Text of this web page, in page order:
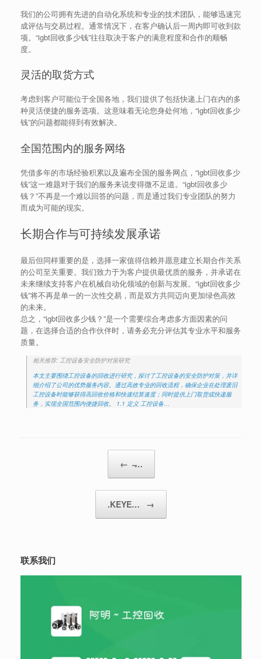
我们的公司拥有先进的自动化系统和专业的技术团队，能够迅速完
成评估与交易过程。通常情况下，在客户确认后一周内即可收到款
项。“igbt回收多少钱”往往取决于客户的满意程度和合作的顺畅
度。
灵活的取货方式
考虑到客户可能位于全国各地，我们提供了包括快递上门在内的多
种灵活便捷的服务选项。这意味着无论您身处何地，“igbt回收多少
钱”的问题都能得到有效解决。
全国范围内的服务网络
凭借多年的市场经验积累以及遍布全国的服务网点，“igbt回收多少
钱”这一难题对于我们的服务来说变得微不足道。“igbt回收多少
钱？”不再是一个难以回答的问题，而是通过我们专业团队的努力
而成为可能的现实。
长期合作与可持续发展承诺
最后但同样重要的是，选择一家值得信赖并愿意建立长期合作关系
的公司至关重要。我们致力于为客户提供最优质的服务，并承诺在
未来继续支持客户在机械自动化领域的创新与发展。“igbt回收多少
钱”将不再是单一的一次性交易，而是双方共同迈向更加绿色高效
的未来。
总之，“igbt回收多少钱？”是一个需要综合考虑多方面因素的问
题，在选择合适的合作伙伴时，请务必充分评估其专业水平和服务
质量。
相关推荐: 工控设备安全防护对策研究
本文主要围绕工控设备的回收进行研究，探讨了工控设备的安全防护对策，并详
细介绍了公司的优势服务内容。通过高效专业的回收流程，确保企业在处理废旧
工控设备时能够获得高回收价格和快速结算速度；同时提供上门取货或快递服
务，实现全国范围内便捷回收。 1.1 定义 工控设备…
← ̶…
.KEYE… →
联系我们